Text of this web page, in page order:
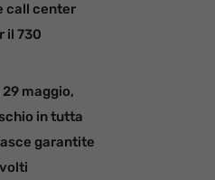
call center
il 730
maggio,
in tutta
garantite